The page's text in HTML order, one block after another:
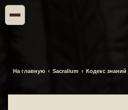
На главную Sacralium Кодекс знаний